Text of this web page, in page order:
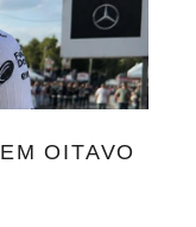
OITAVO